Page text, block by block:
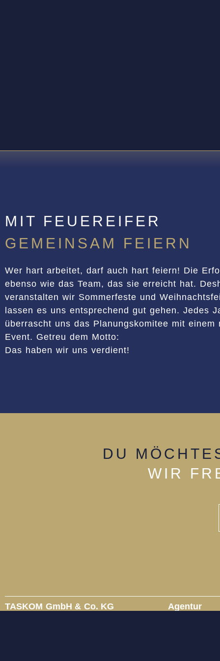
MIT FEUEREIFER
GEMEINSAM FEIERN
Wer hart arbeitet, darf auch hart feiern! Die
ebenso wie das Team, das sie erreicht hat.
veranstalten wir Sommerfeste und
lassen es uns entsprechend gut gehen. Jedes
überrascht uns das Planungskomitee mit einem
Event. Getreu dem Motto:
Das haben wir uns verdient!
DU
WIR
TASKOM GmbH & Co. KG
Agentur